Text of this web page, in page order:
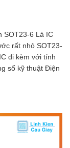
SOT23-6 Là IC
rất nhỏ SOT23-
đi kèm với tính
số kỹ thuật Điện